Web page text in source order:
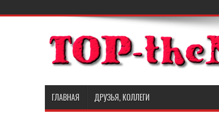
ГЛАВНАЯ ДРУЗЬЯ, КОЛЛЕГИ